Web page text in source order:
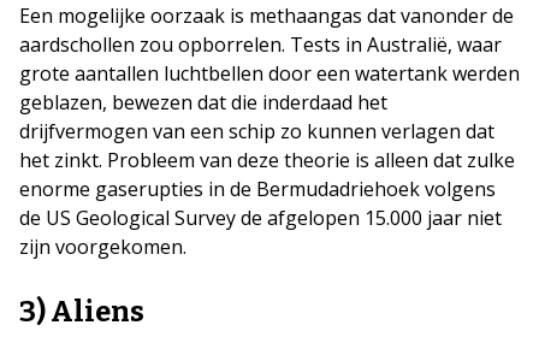
Een mogelijke oorzaak is methaangas dat vanonder de
aardschollen zou opborrelen. Tests in Australië, waar
grote aantallen luchtbellen door een watertank werden
geblazen, bewezen dat die inderdaad het
drijfvermogen van een schip zo kunnen verlagen dat
het zinkt. Probleem van deze theorie is alleen dat zulke
enorme gaserupties in de Bermudadriehoek volgens
de US Geological Survey de afgelopen 15.000 jaar niet
zijn voorgekomen.
3) Aliens